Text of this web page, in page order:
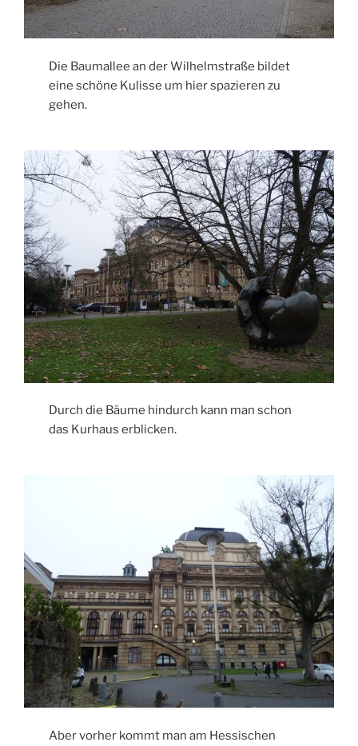
Die Baumallee an der Wilhelmstraße bildet
eine schöne Kulisse um hier spazieren zu
gehen.
Durch die Bäume hindurch kann man schon
das Kurhaus erblicken.
Aber vorher kommt man am Hessischen